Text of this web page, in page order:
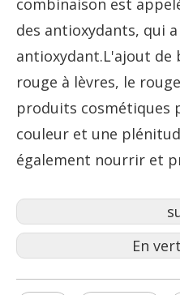
combinaison est
des antioxydants, qui
antioxydant.L'ajout de
rouge à lèvres, le
produits cosmétiques
couleur et une
également nourrir et
En